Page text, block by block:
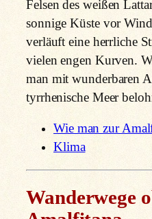
Felsen des weißen
sonnige Küste vor
verläuft eine herrliche
vielen engen Kurven.
man mit wunderbaren
tyrrhenische Meer
Wie man zur
Klima
Wanderwege